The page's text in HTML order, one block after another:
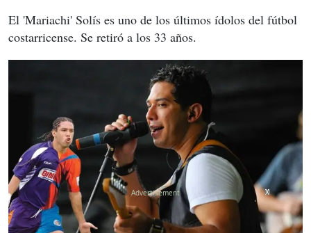
El 'Mariachi' Solís es uno de los últimos ídolos del fútbol
costarricense. Se retiró a los 33 años.
X
X
X
X